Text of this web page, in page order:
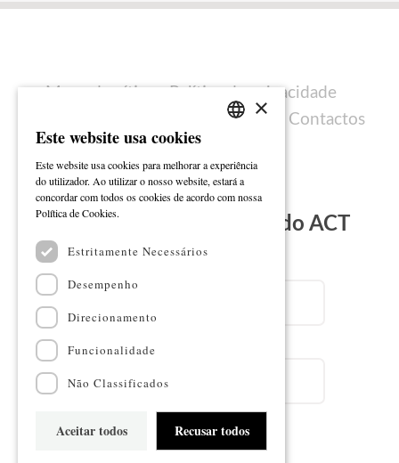
Mapa do sítio
Política de privacidade
Ficha técnica Contactos
Subscreva a Newsletter do ACT
Subscrever
ENGLISH
×
Este website usa cookies
Este website usa cookies para melhorar a experiência
do utilizador. Ao utilizar o nosso website, estará a
concordar com todos os cookies de acordo com nossa
Política de Cookies.
Estritamente Necessários
Desempenho
Direcionamento
Funcionalidade
Não Classificados
Aceitar todos Recusar todos